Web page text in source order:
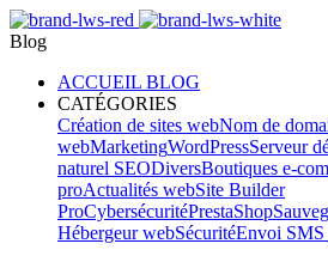
Blog
ACCUEIL BLOG
CATÉGORIES
Création de sites webNom de
webMarketingWordPressServeur
naturel SEODiversBoutiques e-
proActualités webSite Builder
ProCybersécuritéPrestaShop
Hébergeur webSécuritéEnvoi SMS